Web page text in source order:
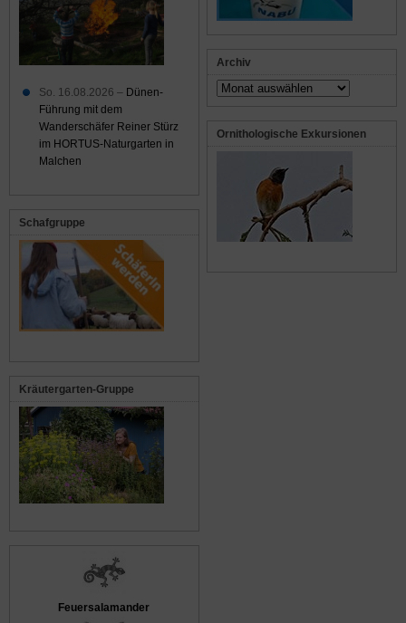
Archiv
Archiv
Ornithologische Exkursionen
So. 16.08.2026 – Dünen-
Führung mit dem
Wanderschäfer Reiner Stürz
im HORTUS-Naturgarten in
Malchen
Schafgruppe
Kräutergarten-Gruppe
Feuersalamander